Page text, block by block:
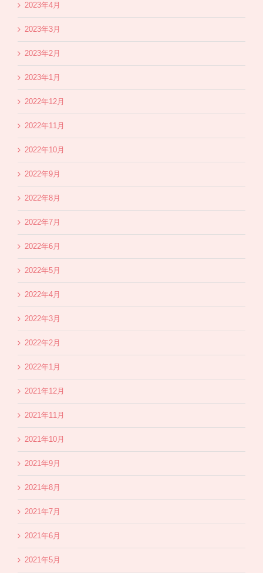
2023年4月
2023年3月
2023年2月
2023年1月
2022年12月
2022年11月
2022年10月
2022年9月
2022年8月
2022年7月
2022年6月
2022年5月
2022年4月
2022年3月
2022年2月
2022年1月
2021年12月
2021年11月
2021年10月
2021年9月
2021年8月
2021年7月
2021年6月
2021年5月